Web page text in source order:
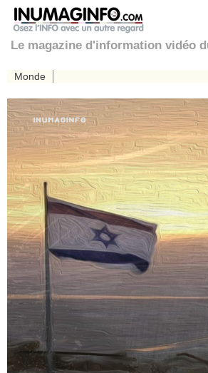
Le magazine d'information vidéo
Monde